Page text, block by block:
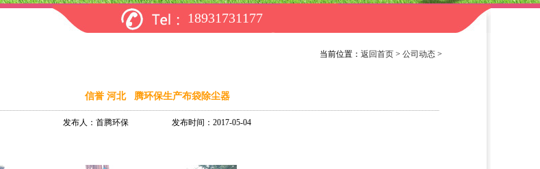
18931731177
当前位置： 返回首页 > 公司动态 >
信誉 河北 腾环保生产布袋除尘器
发布人：首腾环保 发布时间：2017-05-04